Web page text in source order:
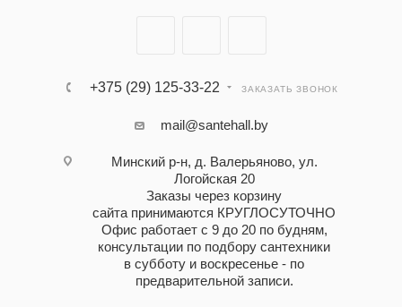
+375 (29) 125-33-22 ЗАКАЗАТЬ ЗВОНОК
mail@santehall.by
Минский р-н, д. Валерьяново, ул.
Логойская 20
Заказы через корзину
сайта принимаются КРУГЛОСУТОЧНО
Офис работает с 9 до 20 по будням,
консультации по подбору сантехники
в субботу и воскресенье - по
предварительной записи.